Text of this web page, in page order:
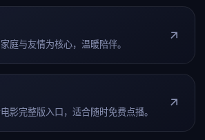
庭与友情为核心，温暖陪伴。
影完整版入口，适合随时免费点播。